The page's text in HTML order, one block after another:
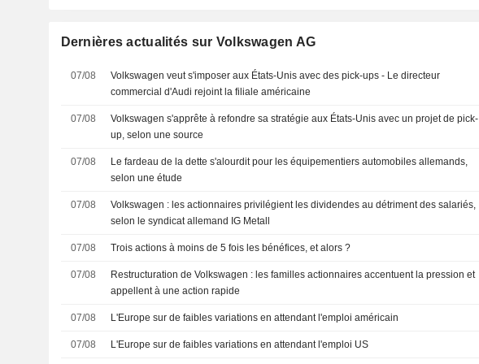
Dernières actualités sur Volkswagen AG
07/08
Volkswagen veut s'imposer aux États-Unis avec des pick-ups - Le directeur
commercial d'Audi rejoint la filiale américaine
07/08
Volkswagen s'apprête à refondre sa stratégie aux États-Unis avec un projet de pick-
up, selon une source
07/08
Le fardeau de la dette s'alourdit pour les équipementiers automobiles allemands,
selon une étude
07/08
Volkswagen : les actionnaires privilégient les dividendes au détriment des salariés,
selon le syndicat allemand IG Metall
07/08 Trois actions à moins de 5 fois les bénéfices, et alors ?
07/08
Restructuration de Volkswagen : les familles actionnaires accentuent la pression et
appellent à une action rapide
07/08 L'Europe sur de faibles variations en attendant l'emploi américain
07/08 L'Europe sur de faibles variations en attendant l'emploi US